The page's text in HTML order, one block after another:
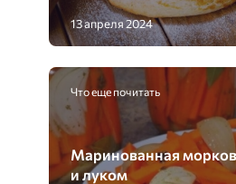
13 апреля 2024
Что еще почитать
Маринованная
и луком